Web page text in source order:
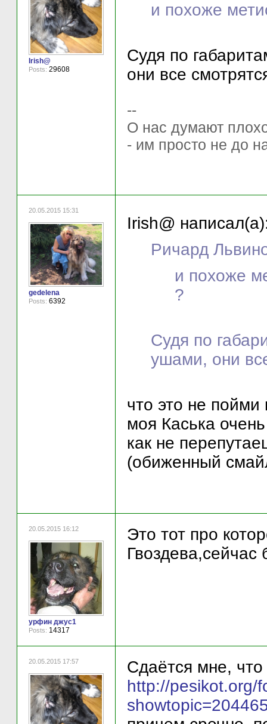
Irish@
Posts: 29608
и похоже
Судя по
они все
--
О нас думают
- им просто не до
20.05.2015 15:31
gedelena
Posts: 6392
Irish@
Ричард
и похоже
?
Судя по
ушами, они
что это не пойми
моя Каська
как не
(обиженный
20.05.2015 16:12
урфин джус1
Posts: 14317
Это тот про
Гвоздева,сейчас
20.05.2015 17:57
Сдаётся мне, что
http://pesikot.org/